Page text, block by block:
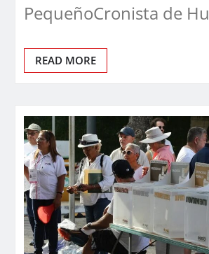
PequeñoCronista de
READ MORE